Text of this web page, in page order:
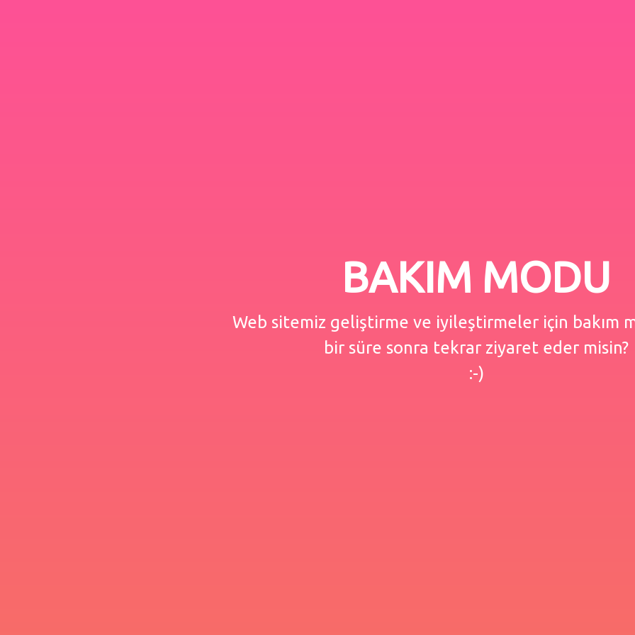
BAKIM MODU
Web sitemiz geliştirme ve iyileştirmeler için bakım
bir süre sonra tekrar ziyaret eder misin?
:-)